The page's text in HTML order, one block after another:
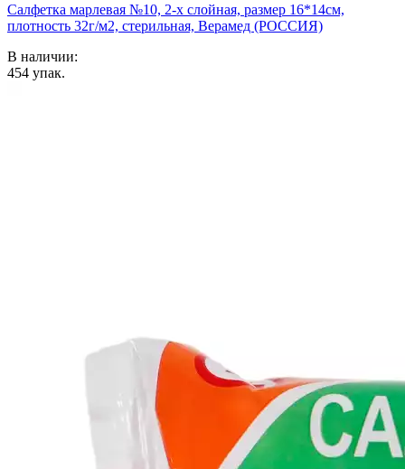
Салфетка марлевая №10, 2-х слойная, размер 16*14см,
плотность 32г/м2, стерильная, Верамед (РОССИЯ)
В наличии:
454 упак.